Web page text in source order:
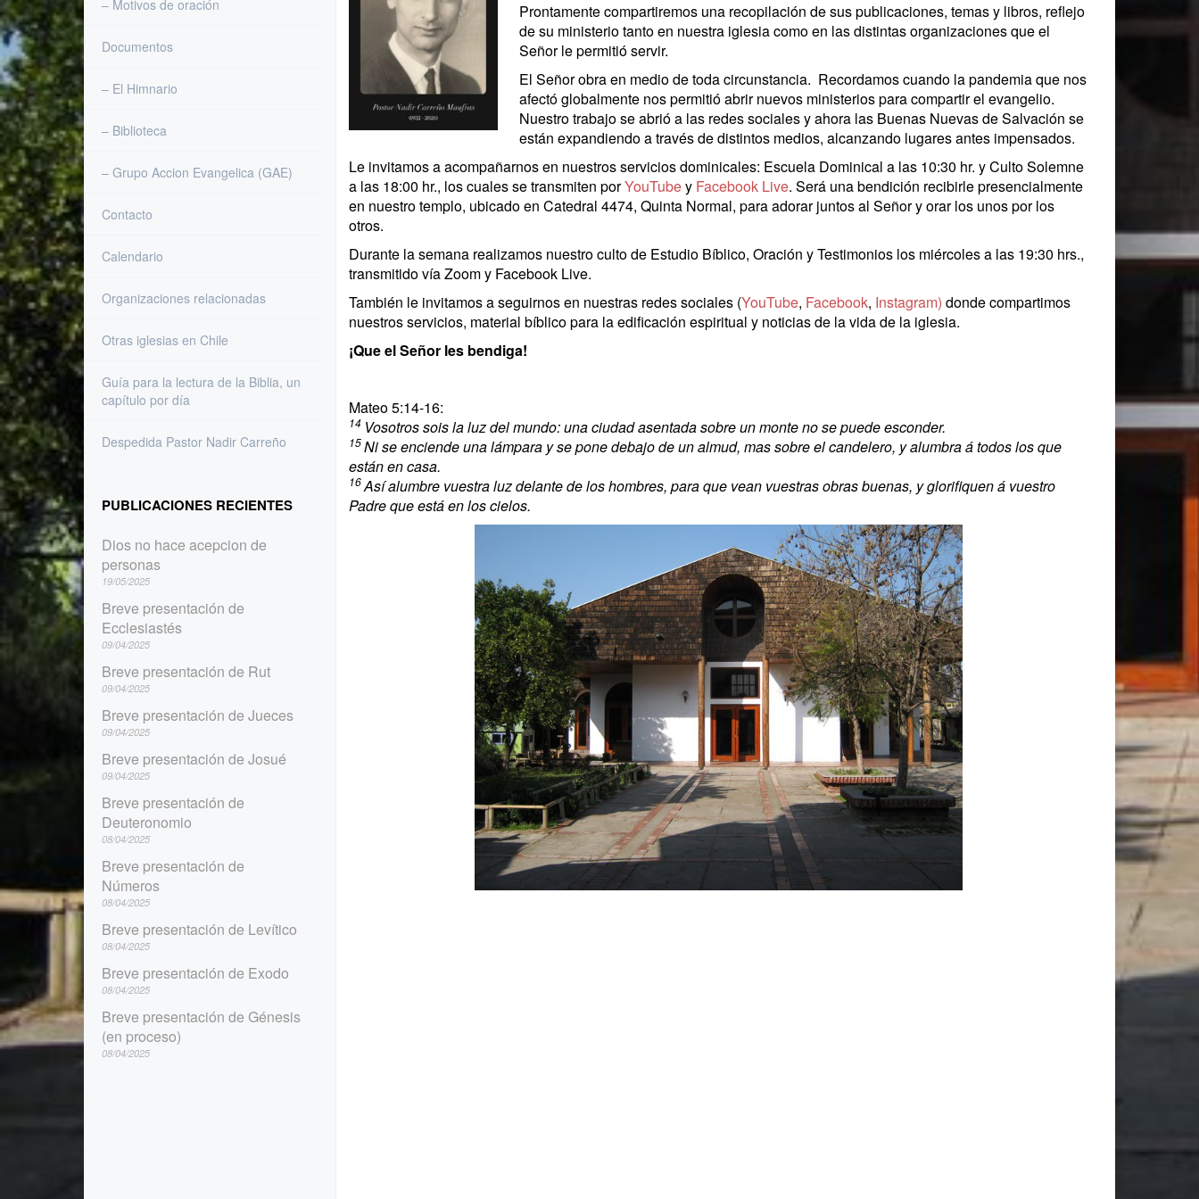
– Motivos de oración
Documentos
– El Himnario
– Biblioteca
– Grupo Accion Evangelica (GAE)
Contacto
Calendario
Organizaciones relacionadas
Otras iglesias en Chile
Guía para la lectura de la Biblia, un
capítulo por día
Despedida Pastor Nadir Carreño
PUBLICACIONES RECIENTES
Dios no hace acepcion de
personas
19/05/2025
Breve presentación de
Ecclesiastés
09/04/2025
Breve presentación de Rut
09/04/2025
Breve presentación de Jueces
09/04/2025
Breve presentación de Josué
09/04/2025
Breve presentación de
Deuteronomio
08/04/2025
Breve presentación de
Números
08/04/2025
Breve presentación de Levítico
08/04/2025
Breve presentación de Exodo
08/04/2025
Breve presentación de Génesis
(en proceso)
08/04/2025
Prontamente compartiremos una recopilación de sus publicaciones, temas y libros, reflejo
de su ministerio tanto en nuestra iglesia como en las distintas organizaciones que el
Señor le permitió servir.
El Señor obra en medio de toda circunstancia. Recordamos cuando la pandemia que nos
afectó globalmente nos permitió abrir nuevos ministerios para compartir el evangelio.
Nuestro trabajo se abrió a las redes sociales y ahora las Buenas Nuevas de Salvación se
están expandiendo a través de distintos medios, alcanzando lugares antes impensados.
Le invitamos a acompañarnos en nuestros servicios dominicales: Escuela Dominical a las 10:30 hr. y Culto Solemne
a las 18:00 hr., los cuales se transmiten porYouTubey Facebook Live. Será una bendición recibirle presencialmente
en nuestro templo, ubicado en Catedral 4474, Quinta Normal, para adorar juntos al Señor y orar los unos por los
otros.
Durante la semana realizamos nuestro culto de Estudio Bíblico, Oración y Testimonios los miércoles a las 19:30 hrs.,
transmitido vía Zoom y Facebook Live.
También le invitamos a seguirnos en nuestras redes sociales (YouTube, Facebook, Instagram) donde compartimos
nuestros servicios, material bíblico para la edificación espiritual y noticias de la vida de la iglesia.
¡Que el Señor les bendiga!
Mateo 5:14-16:
14 Vosotros sois la luz del mundo: una ciudad asentada sobre un monte no se puede esconder.
15Ni se enciende una lámpara y se pone debajo de un almud, mas sobre el candelero, y alumbra á todos los que
están en casa.
16Así alumbre vuestra luz delante de los hombres, para que vean vuestras obras buenas, y glorifiquen á vuestro
Padre que está en los cielos.